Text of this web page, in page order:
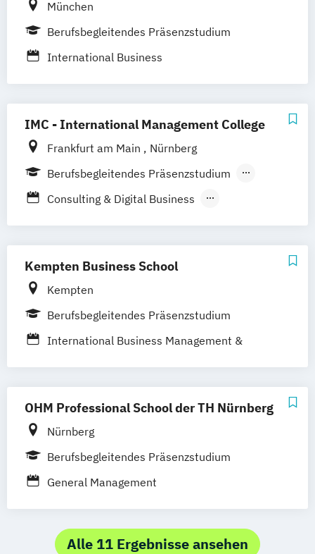
München
Berufsbegleitendes Präsenzstudium
International Business
IMC - International Management College
Frankfurt am Main
Nürnberg
Berufsbegleitendes Präsenzstudium
Fernstudium
Consulting & Digital Business
Kempten Business School
Kempten
Berufsbegleitendes Präsenzstudium
International Business Management &
OHM Professional School der TH Nürnberg
Nürnberg
Berufsbegleitendes Präsenzstudium
General Management
Alle 11 Ergebnisse ansehen